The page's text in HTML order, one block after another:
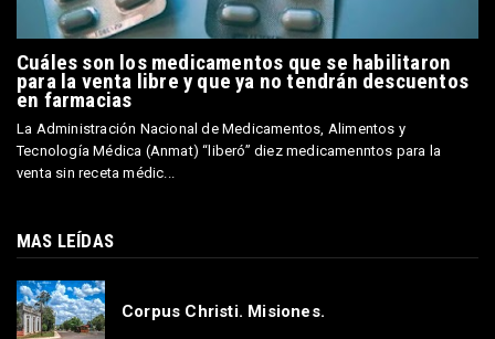
Cuáles son los medicamentos que se habilitaron
para la venta libre y que ya no tendrán descuentos
en farmacias
La Administración Nacional de Medicamentos, Alimentos y
Tecnología Médica (Anmat) “liberó” diez medicamenntos para la
venta sin receta médic...
MAS LEÍDAS
Corpus Christi. Misiones.